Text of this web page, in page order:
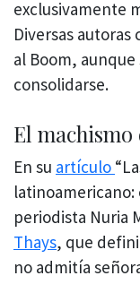
exclusivamente
Diversas
al Boom,
consolidarse.
El
En su artículo
latinoamericano:
periodista Nuria
Thays, que
no admitía